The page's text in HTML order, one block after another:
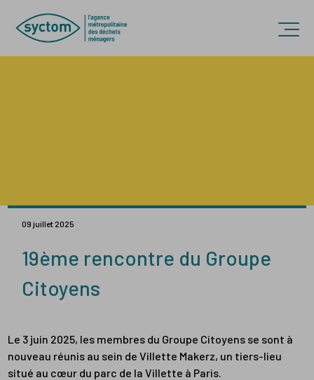
Accèder directement au contenu
09 juillet 2025
19ème rencontre du Groupe
Citoyens
Le 3 juin 2025, les membres du Groupe Citoyens se sont à
nouveau réunis au sein de Villette Makerz, un tiers-lieu
situé au cœur du parc de la Villette à Paris.